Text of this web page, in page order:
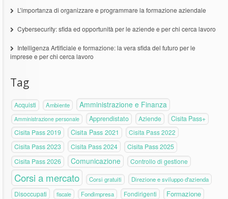
L’importanza di organizzare e programmare la formazione aziendale
Cybersecurity: sfida ed opportunità per le aziende e per chi cerca lavoro
Intelligenza Artificiale e formazione: la vera sfida del futuro per le
imprese e per chi cerca lavoro
Tag
Acquisti Ambiente Amministrazione e Finanza
Amministrazione personale Apprendistato Aziende
Cisita Pass+
Cisita Pass 2019
Cisita Pass 2021 Cisita Pass 2022
Cisita Pass 2023 Cisita Pass 2024
Cisita Pass 2025
Cisita Pass 2026
Comunicazione Controllo di gestione
Corsi a mercato Corsi gratuiti Direzione e sviluppo d'azienda
Disoccupati fiscale Fondimpresa Fondirigenti Formazione